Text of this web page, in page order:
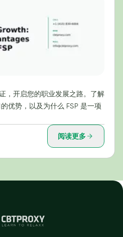
，开启您的职业发展之路。了解
优势，以及为什么 FSP 是一项
阅读更多